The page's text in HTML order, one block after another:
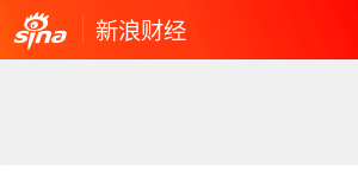
新浪财经